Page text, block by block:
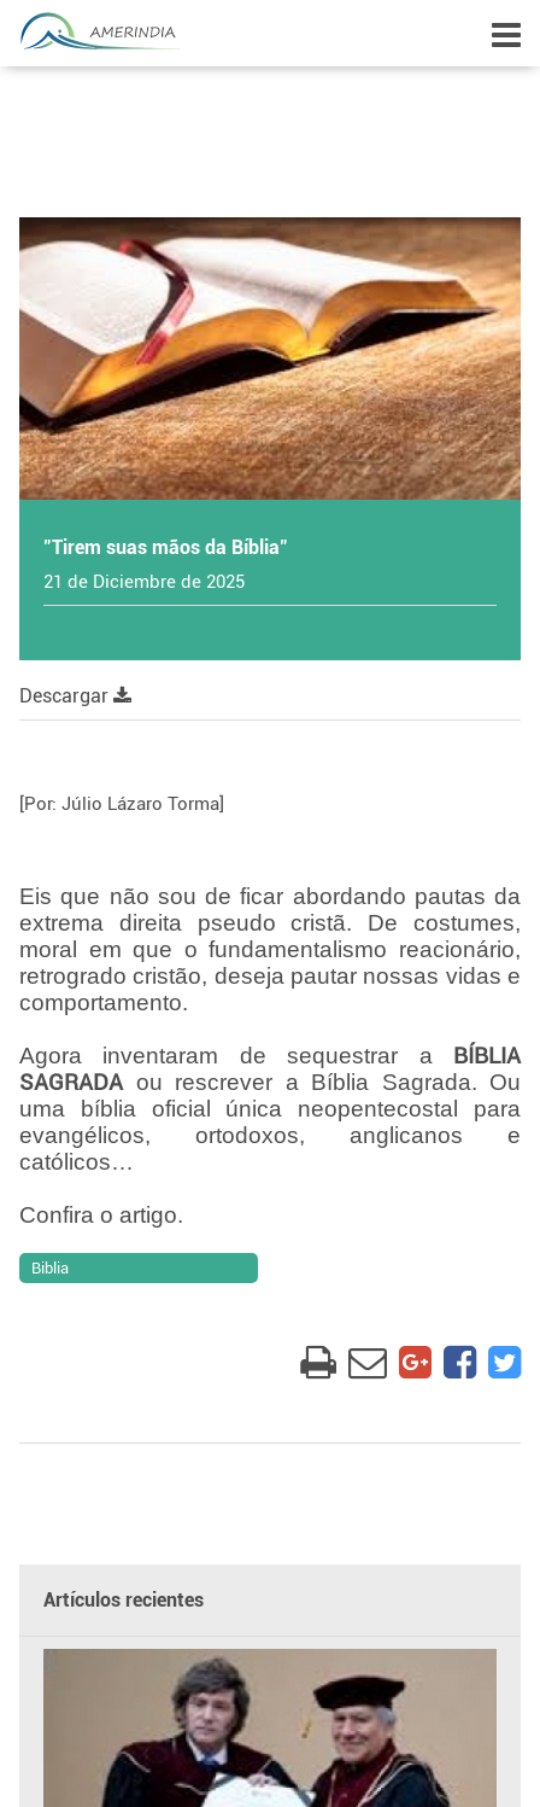
"Tirem suas mãos da Bíblia"
21 de Diciembre de 2025
Descargar
[Por: Júlio Lázaro Torma]
Eis que não sou de ficar abordando pautas da
extrema direita pseudo cristã. De costumes,
moral em que o fundamentalismo reacionário,
retrogrado cristão, deseja pautar nossas vidas e
comportamento.
Agora inventaram de sequestrar a BÍBLIA
SAGRADA ou rescrever a Bíblia Sagrada. Ou
uma bíblia oficial única neopentecostal para
evangélicos, ortodoxos, anglicanos e
católicos…
Confira o artigo.
Biblia
Artículos recientes